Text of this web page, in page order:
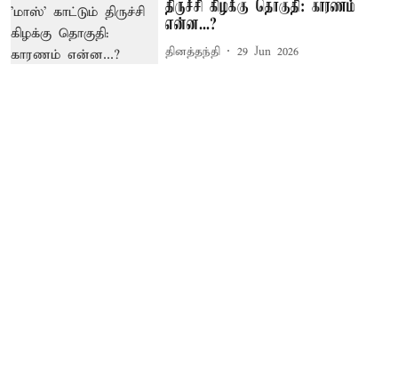
திருச்சி கிழக்கு தொகுதி: காரணம்
என்ன...?
தினத்தந்தி 29 Jun 2026